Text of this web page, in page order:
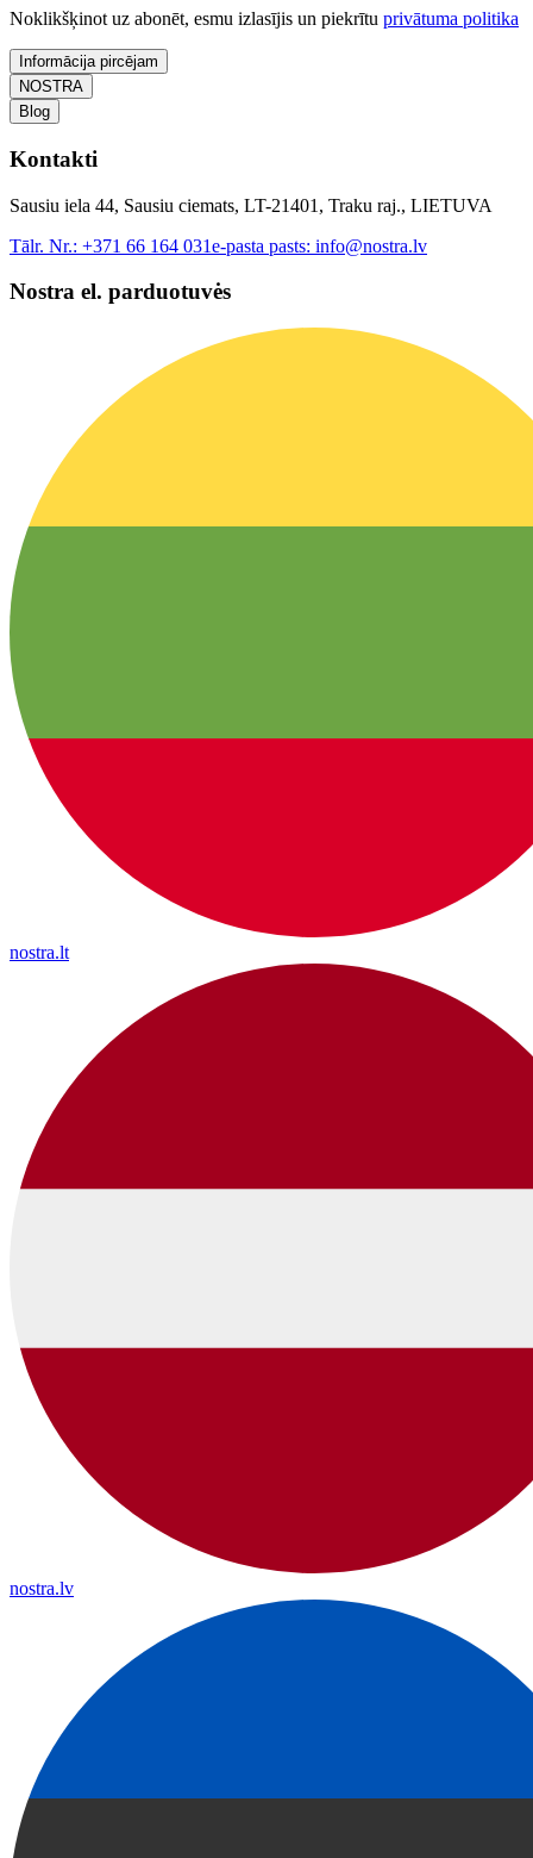
Noklikšķinot uz abonēt, esmu izlasījis un piekrītu privātuma politika
Informācija pircējam
NOSTRA
Blog
Kontakti
Sausiu iela 44, Sausiu ciemats, LT-21401, Traku raj., LIETUVA
Tālr. Nr.: +371 66 164 031e-pasta pasts: info@nostra.lv
Nostra el. parduotuvės
nostra.lt
nostra.lv